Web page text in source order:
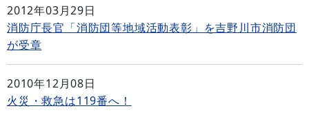
2012年03月29日
消防庁長官「消防団等地域活動表彰」を吉野川市消防団
が受章
2010年12月08日
火災・救急は119番へ！